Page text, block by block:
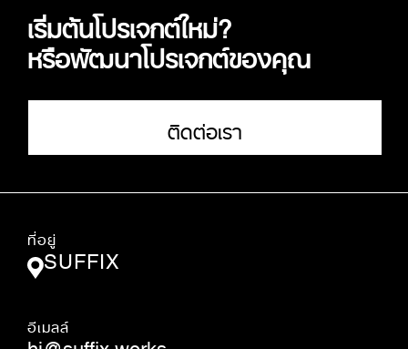
เริ่มต้นโปรเจกต์ใหม่?
หรือพัฒนาโปรเจกต์ของคุณ
ติดต่อเรา
ที่อยู่
SUFFIX
อีเมลล์